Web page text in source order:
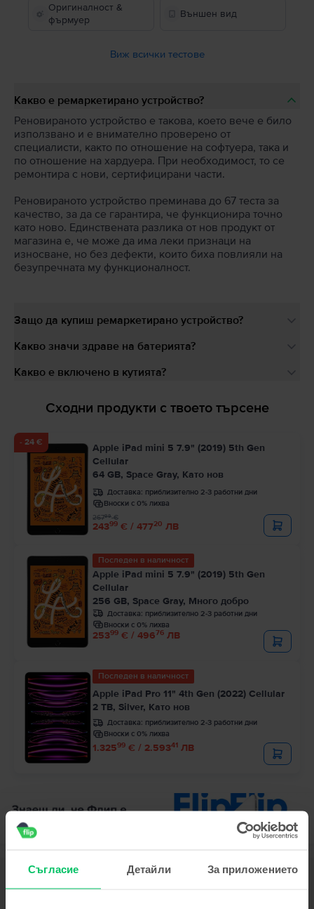
Съгласие Детайли За приложението
Оригиналност &
фърмуер
Външен вид
Виж всички тестове
Какво е ремаркетирано устройство?
Реновираното устройство е такова, което вече е било
използвано и е внимателно проверено от
специалисти, както по отношение на софтуера, така и
по отношение на хардуера. При необходимост, то се
ремонтира с нови, сертифицирани части.
Реновираното устройство преминава до 67 теста за
качество, за да се гарантира, че функционира точно
като ново. Единствената разлика от нов продукт от
магазина е, че може да има леки признаци на
износване, но без дефекти, които биха повлияли на
безупречната му функционалност.
Защо да купиш ремаркетирано устройство?
Какво значи здраве на батерията?
Какво е включено в кутията?
Сходни продукти с твоето търсене
- 24 €
Apple iPad mini 5 7.9" (2019) 5th Gen
Cellular
64 GB, Space Gray, Като нов
Доставка: приблизително 2-3 работни дни
Вноски с 0% лихва
24399 € / 47720 ЛВ
26799€
Последен в наличност
Apple iPad mini 5 7.9" (2019) 5th Gen
Cellular
256 GB, Space Gray, Много добро
Доставка: приблизително 2-3 работни дни
Вноски с 0% лихва
25399 € / 49676 ЛВ
Последен в наличност
Apple iPad Pro 11" 4th Gen (2022) Cellular
2 TB, Silver, Като нов
Доставка: приблизително 2-3 работни дни
Вноски с 0% лихва
1.32599 € / 2.59341 ЛВ
Описание